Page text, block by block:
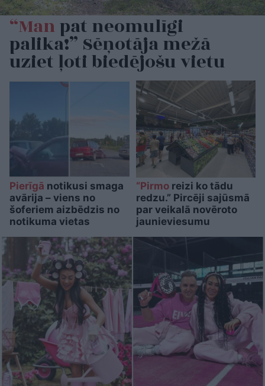
“Manpat neomulīgi
palika!” Sēņotāja mežā
uziet ļoti biedējošu vietu
Pierīgā notikusi smaga
avārija – viens no
šoferiem aizbēdzis no
notikuma vietas
“Pirmoreizi ko tādu
redzu.” Pircēji sajūsmā
par veikalā novēroto
jaunieviesumu